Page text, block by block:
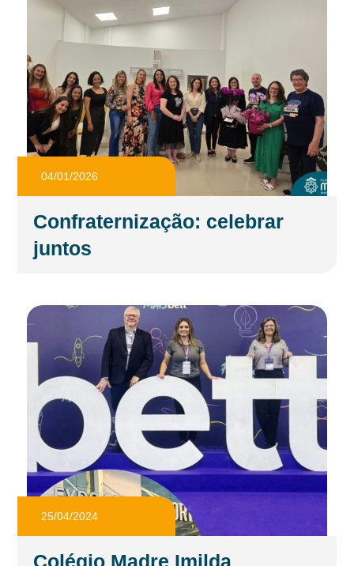
04/01/2026
Confraternização: celebrar
juntos
25/04/2024
Colégio Madre Imilda